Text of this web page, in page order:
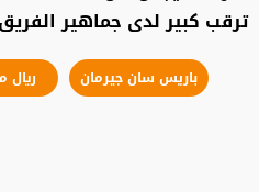
ترقب كبير لدى جماهير
باريس سان جيرمان ​ريال